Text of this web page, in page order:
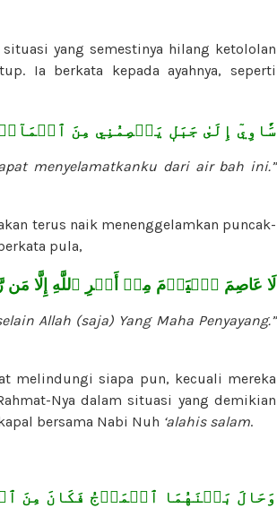
yang semestinya hilang ketololan
Ia berkata kepada ayahnya, seperti
سَ‍َٔاوِيٓ إِلَىٰ جَبَلٖ يَعۡصِمُنِي مِنَ
menyelamatkanku dari air bah ini.”
terus naik menenggelamkan puncak-
pula,
لَا عَاصِمَ ٱلۡيَوۡمَ مِنۡ أَمۡرِ ٱللَّهِ إِلَّا
Allah (saja) Yang Maha Penyayang.”
melindungi siapa pun, kecuali mereka
Nya dalam situasi yang demikian
bersama Nabi Nuh ‘alahis salam.
وَحَالَ بَيۡنَهُمَا ٱلۡمَوۡجُ فَكَانَ مِنَ